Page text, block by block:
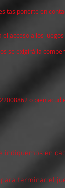
ponerte en
acceso a los juegos
se exigirá la
o bien
en
terminar el